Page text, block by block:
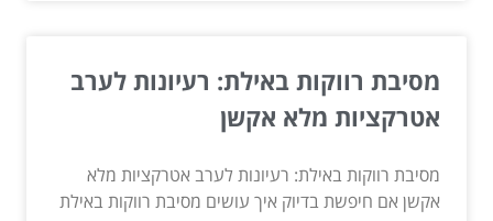
מסיבת רווקות באילת: רעיונות לערב
אטרקציות מלא אקשן
מסיבת רווקות באילת: רעיונות לערב אטרקציות מלא
אקשן אם חיפשת בדיוק איך עושים מסיבת רווקות באילת